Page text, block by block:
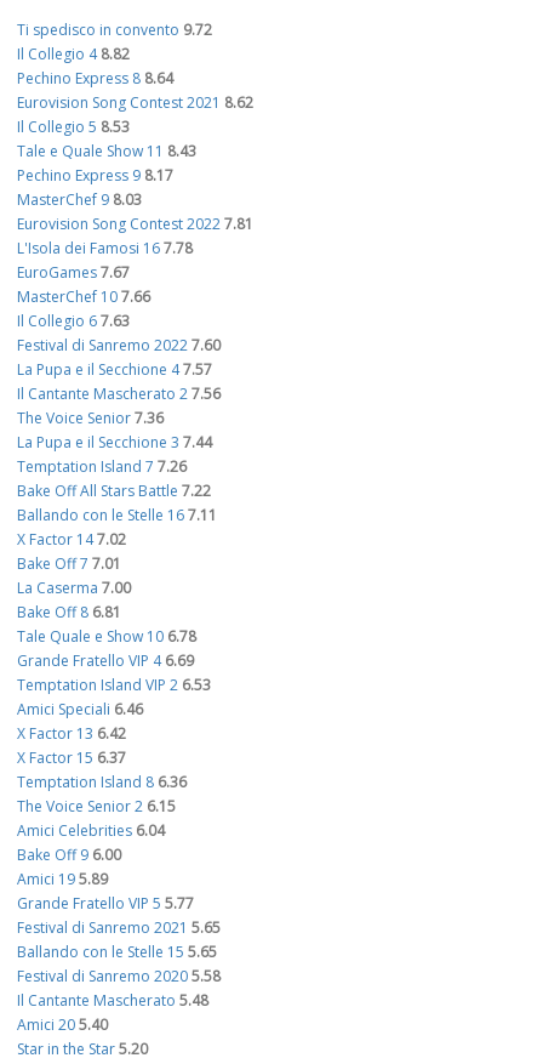
Ti spedisco in convento 9.72
Il Collegio 4 8.82
Pechino Express 8 8.64
Eurovision Song Contest 2021 8.62
Il Collegio 5 8.53
Tale e Quale Show 11 8.43
Pechino Express 9 8.17
MasterChef 9 8.03
Eurovision Song Contest 20227.81
L'Isola dei Famosi 167.78
EuroGames7.67
MasterChef 107.66
Il Collegio 67.63
Festival di Sanremo 20227.60
La Pupa e il Secchione 47.57
Il Cantante Mascherato 27.56
The Voice Senior7.36
La Pupa e il Secchione 3 7.44
Temptation Island 7 7.26
Bake Off All Stars Battle 7.22
Ballando con le Stelle 167.11
X Factor 147.02
Bake Off 7 7.01
La Caserma 7.00
Bake Off 8 6.81
Tale Quale e Show 10 6.78
Grande Fratello VIP 4 6.69
Temptation Island VIP 2 6.53
Amici Speciali 6.46
X Factor 13 6.42
X Factor 15 6.37
Temptation Island 8 6.36
The Voice Senior 2 6.15
Amici Celebrities 6.04
Bake Off 9 6.00
Amici 195.89
Grande Fratello VIP 5 5.77
Festival di Sanremo 2021 5.65
Ballando con le Stelle 15 5.65
Festival di Sanremo 20205.58
Il Cantante Mascherato 5.48
Amici 205.40
Star in the Star5.20